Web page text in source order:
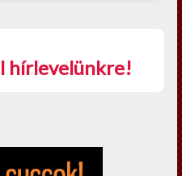
hírlevelünkre!